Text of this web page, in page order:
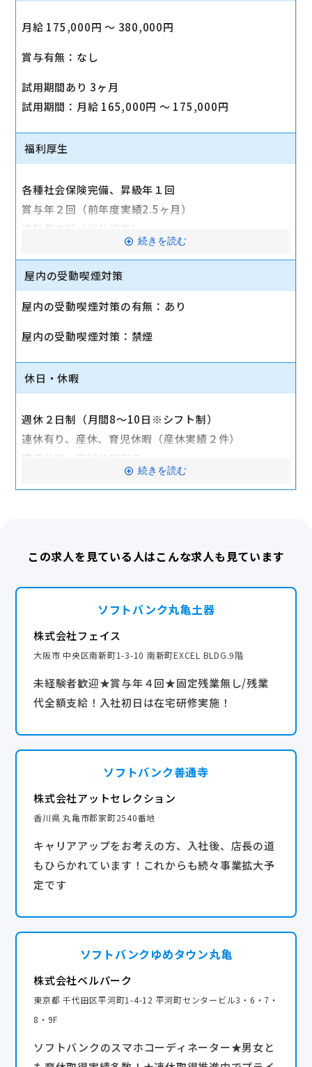
月給 175,000円 〜 380,000円
賞与有無：なし
試用期間あり 3ヶ月
試用期間：月給 165,000円 〜 175,000円
福利厚生
各種社会保険完備、昇級年１回
賞与年２回（前年度実績2.5ヶ月）
通勤費支給（当社規定）
皆勤手当
扶養手当
産休・育休実績あり
続きを読む
屋内の受動喫煙対策
屋内の受動喫煙対策の有無：あり
屋内の受動喫煙対策：禁煙
休日・休暇
週休２日制（月間8〜10日※シフト制）
連休有り、産休、育児休暇（産休実績２件）
慶弔休暇、有給休暇有り
※スタッフの希望（休日）を優先します
続きを読む
この求人を見ている人はこんな求人も見ています
ソフトバンク丸亀土器
株式会社フェイス
大阪市 中央区南新町1-3-10 南新町EXCEL BLDG.9階
未経験者歓迎★賞与年４回★固定残業無し/残業
代全額支給！入社初日は在宅研修実施！
ソフトバンク善通寺
株式会社アットセレクション
香川県 丸亀市郡家町2540番地
キャリアアップをお考えの方、入社後、店長の道
もひらかれています！これからも続々事業拡大予
定です
ソフトバンクゆめタウン丸亀
株式会社ベルパーク
東京都 千代田区平河町1-4-12 平河町センタービル3・6・7・
8・9F
ソフトバンクのスマホコーディネーター★男女と